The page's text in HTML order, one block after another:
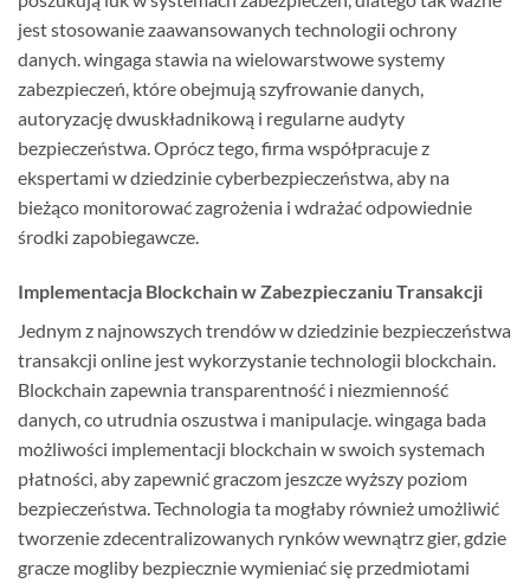
jest stosowanie zaawansowanych technologii ochrony
danych. wingaga stawia na wielowarstwowe systemy
zabezpieczeń, które obejmują szyfrowanie danych,
autoryzację dwuskładnikową i regularne audyty
bezpieczeństwa. Oprócz tego, firma współpracuje z
ekspertami w dziedzinie cyberbezpieczeństwa, aby na
bieżąco monitorować zagrożenia i wdrażać odpowiednie
środki zapobiegawcze.
Implementacja Blockchain w Zabezpieczaniu Transakcji
Jednym z najnowszych trendów w dziedzinie bezpieczeństwa
transakcji online jest wykorzystanie technologii blockchain.
Blockchain zapewnia transparentność i niezmienność
danych, co utrudnia oszustwa i manipulacje. wingaga bada
możliwości implementacji blockchain w swoich systemach
płatności, aby zapewnić graczom jeszcze wyższy poziom
bezpieczeństwa. Technologia ta mogłaby również umożliwić
tworzenie zdecentralizowanych rynków wewnątrz gier, gdzie
gracze mogliby bezpiecznie wymieniać się przedmiotami